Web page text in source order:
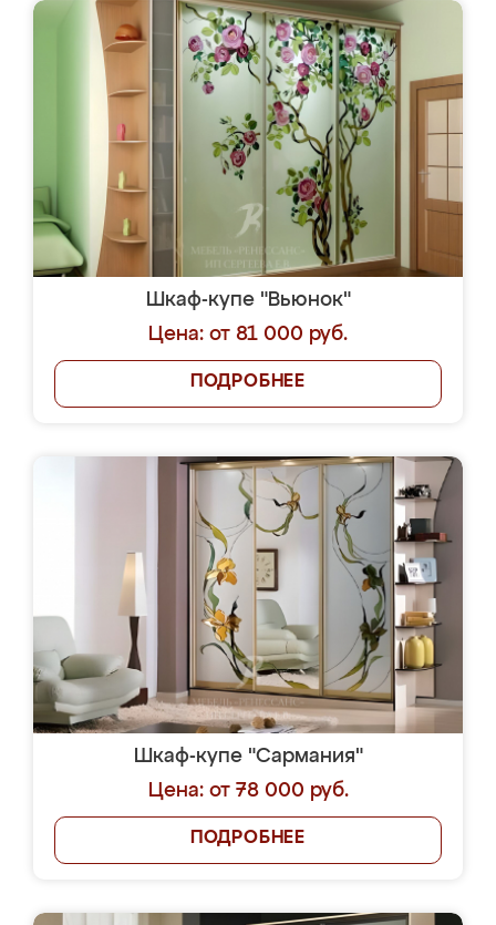
Шкаф-купе "Вьюнок"
Цена: от 81 000 руб.
ПОДРОБНЕЕ
Шкаф-купе "Сармания"
Цена: от 78 000 руб.
ПОДРОБНЕЕ